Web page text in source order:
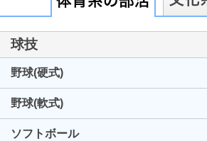
ブックマークした学校はありません
球技
野球(硬式)
野球(軟式)
ソフトボール